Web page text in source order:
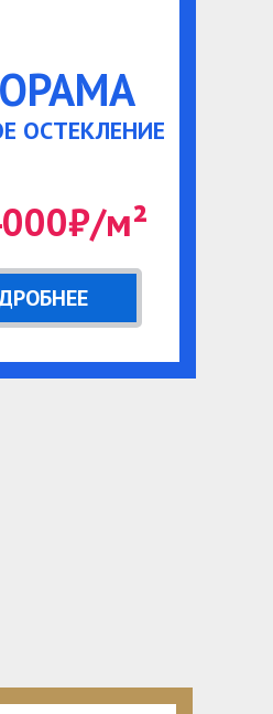
м²
ОСТЕКЛЕНИЕ